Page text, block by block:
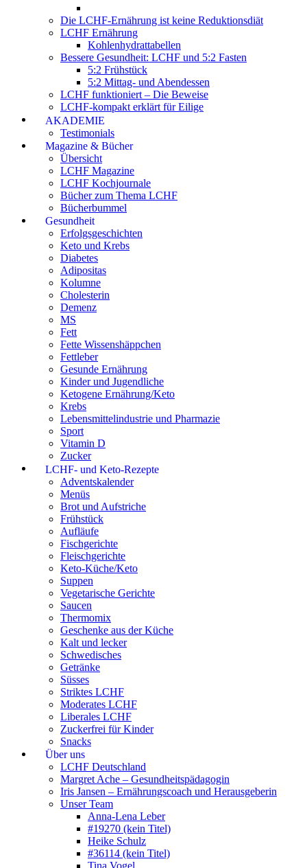
Die LCHF-Ernährung ist keine Reduktionsdiät
LCHF Ernährung
Kohlenhydrattabellen
Bessere Gesundheit: LCHF und 5:2 Fasten
5:2 Frühstück
5:2 Mittag- und Abendessen
LCHF funktioniert – Die Beweise
LCHF-kompakt erklärt für Eilige
AKADEMIE
Testimonials
Magazine & Bücher
Übersicht
LCHF Magazine
LCHF Kochjournale
Bücher zum Thema LCHF
Bücherbummel
Gesundheit
Erfolgsgeschichten
Keto und Krebs
Diabetes
Adipositas
Kolumne
Cholesterin
Demenz
MS
Fett
Fette Wissenshäppchen
Fettleber
Gesunde Ernährung
Kinder und Jugendliche
Ketogene Ernährung/Keto
Krebs
Lebensmittelindustrie und Pharmazie
Sport
Vitamin D
Zucker
LCHF- und Keto-Rezepte
Adventskalender
Menüs
Brot und Aufstriche
Frühstück
Aufläufe
Fischgerichte
Fleischgerichte
Keto-Küche/Keto
Suppen
Vegetarische Gerichte
Saucen
Thermomix
Geschenke aus der Küche
Kalt und lecker
Schwedisches
Getränke
Süsses
Striktes LCHF
Moderates LCHF
Liberales LCHF
Zuckerfrei für Kinder
Snacks
Über uns
LCHF Deutschland
Margret Ache – Gesundheitspädagogin
Iris Jansen – Ernährungscoach und Herausgeberin
Unser Team
Anna-Lena Leber
#19270 (kein Titel)
Heike Schulz
#36114 (kein Titel)
Tina Vogel